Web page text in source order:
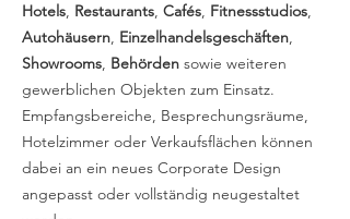
Hotels, Restaurants, Cafés, Fitnessstudios,
Autohäusern, Einzelhandelsgeschäften,
Showrooms, Behörden sowie weiteren
gewerblichen Objekten zum Einsatz.
Empfangsbereiche, Besprechungsräume,
Hotelzimmer oder Verkaufsflächen können
dabei an ein neues Corporate Design
angepasst oder vollständig neugestaltet